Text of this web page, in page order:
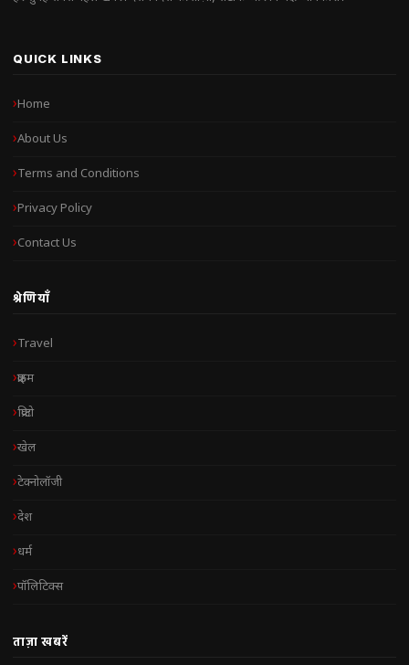
QUICK LINKS
Home
About Us
Terms and Conditions
Privacy Policy
Contact Us
श्रेणियाँ
Travel
क्राइम
क्रिप्टो
खेल
टेक्नोलॉजी
देश
धर्म
पॉलिटिक्स
ताज़ा खबरें